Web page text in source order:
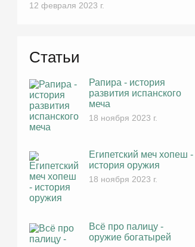
12 февраля 2023 г.
Статьи
Рапира - история
развития испанского
меча
18 ноября 2023 г.
Египетский меч хопеш -
история оружия
18 ноября 2023 г.
Всё про палицу -
оружие богатырей